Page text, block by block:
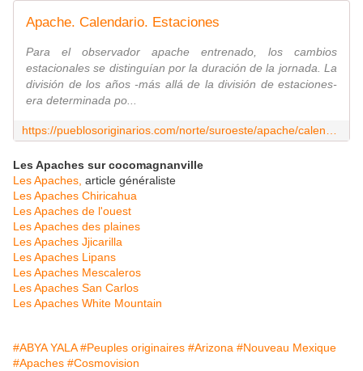
Apache. Calendario. Estaciones
Para el observador apache entrenado, los cambios
estacionales se distinguían por la duración de la jornada. La
división de los años -más allá de la división de estaciones-
era determinada po...
Les Apaches sur cocomagnanville
Les Apaches, article généraliste
Les Apaches Chiricahua
Les Apaches de l'ouest
Les Apaches des plaines
Les Apaches Jjicarilla
Les Apaches Lipans
Les Apaches Mescaleros
Les Apaches San Carlos
Les Apaches White Mountain
#ABYA YALA #Peuples originaires #Arizona #Nouveau Mexique
#Apaches #Cosmovision